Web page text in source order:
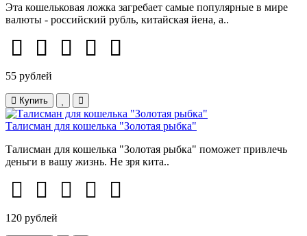
Эта кошельковая ложка загребает самые популярные в мире
валюты - российский рубль, китайская йена, а..
55 рублей
Купить
Талисман для кошелька "Золотая рыбка"
Талисман для кошелька "Золотая рыбка" поможет привлечь
деньги в вашу жизнь. Не зря кита..
120 рублей